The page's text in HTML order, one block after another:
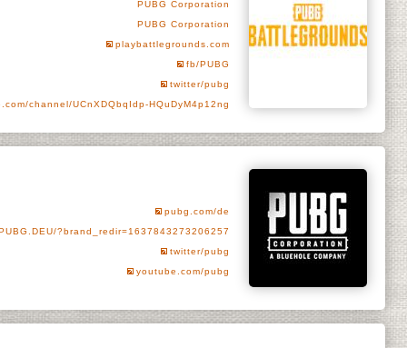
PUBG Corporation
PUBG Corporation
playbattlegrounds.com
fb/PUBG
twitter/pubg
channel/UCnXDQbqIdp-HQuDyM4p12ng
pubg.com/de
?brand_redir=1637843273206257
twitter/pubg
youtube.com/pubg